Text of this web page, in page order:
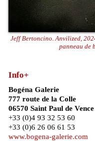
Jeff Bertoncino. Anvilized,
panneau de
Info+
Bogéna Galerie
777 route de la Colle
06570 Saint Paul de Vence
+33 (0)4 93 32 53 60
+33 (0)6 26 06 61 53
www.bogena-galerie.com